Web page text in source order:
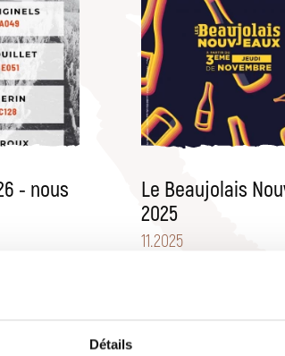
Détails
- nous
Le Beaujolais
2025
11.2025